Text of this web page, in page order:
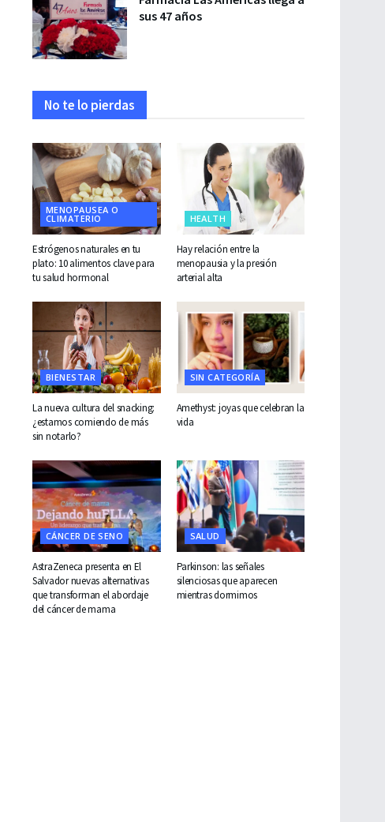
sus 47 años
No te lo pierdas
MENOPAUSEA O
CLIMATERIO
Estrógenos naturales en tu
plato: 10 alimentos clave para
tu salud hormonal
HEALTH
Hay relación entre la
menopausia y la presión
arterial alta
BIENESTAR
La nueva cultura del snacking:
¿estamos comiendo de más
sin notarlo?
SIN CATEGORÍA
Amethyst: joyas que celebran la
vida
CÁNCER DE SENO
AstraZeneca presenta en El
Salvador nuevas alternativas
que transforman el abordaje
del cáncer de mama
SALUD
Parkinson: las señales
silenciosas que aparecen
mientras dormimos